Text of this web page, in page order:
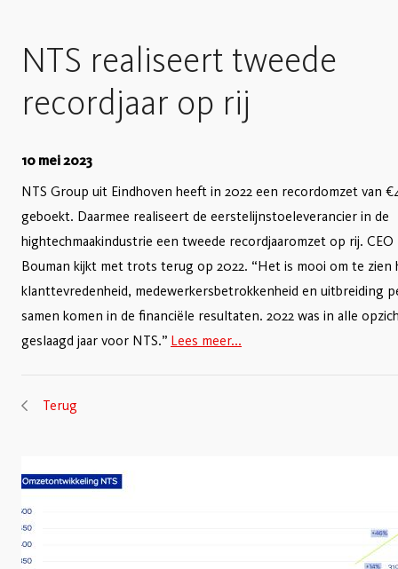
NTS realiseert tweede
recordjaar op rij
10 mei 2023
NTS Group uit Eindhoven heeft in 2022 een recordomzet van
geboekt. Daarmee realiseert de eerstelijnstoeleverancier in de
hightechmaakindustrie een tweede recordjaaromzet op rij. CEO
Bouman kijkt met trots terug op 2022. “Het is mooi om te zien
klanttevredenheid, medewerkersbetrokkenheid en uitbreiding
samen komen in de financiële resultaten. 2022 was in alle
geslaagd jaar voor NTS.” Lees meer...
Terug